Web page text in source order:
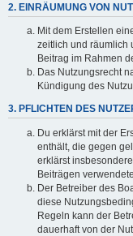
2. EINRÄUMUNG VON
Mit dem Erstellen
zeitlich und räumlich
Beitrag im Rahmen
Das Nutzungsrecht
Kündigung des
3. PFLICHTEN DES
Du erklärst mit der
enthält, die gegen
erklärst
Beiträgen
Der Betreiber des
diese
Regeln kann der
dauerhaft von der